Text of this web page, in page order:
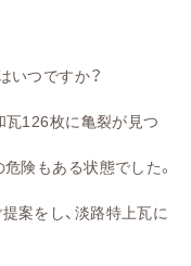
いつですか？
瓦126枚に亀裂が見つ
険もある状態でした。
案をし、淡路特上瓦に